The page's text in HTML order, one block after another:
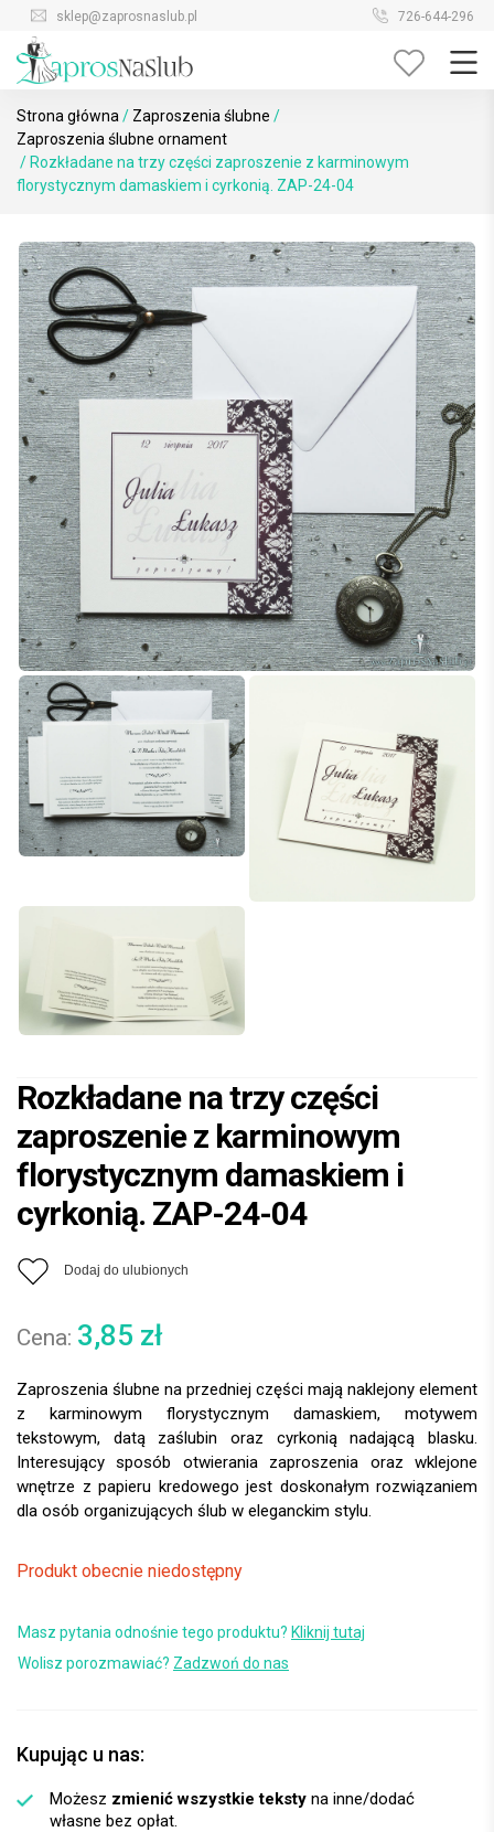
Skip
content
sklep@zaprosnaslub.pl 726-644-296
Strona główna / Zaproszenia ślubne /
Zaproszenia ślubne ornament
/ Rozkładane na trzy części zaproszenie z karminowym
florystycznym damaskiem i cyrkonią. ZAP-24-04
Rozkładane na trzy części
zaproszenie z karminowym
florystycznym damaskiem i
cyrkonią. ZAP-24-04
Dodaj do ulubionych
3,85 zł
Zaproszenia ślubne na przedniej części mają naklejony element
z karminowym florystycznym damaskiem, motywem
tekstowym, datą zaślubin oraz cyrkonią nadającą blasku.
Interesujący sposób otwierania zaproszenia oraz wklejone
wnętrze z papieru kredowego jest doskonałym rozwiązaniem
dla osób organizujących ślub w eleganckim stylu.
Produkt obecnie niedostępny
Masz pytania odnośnie tego produktu? Kliknij tutaj
Wolisz porozmawiać? Zadzwoń do nas
Kupując u nas:
Możesz zmienić wszystkie teksty na inne/dodać
własne bez opłat.